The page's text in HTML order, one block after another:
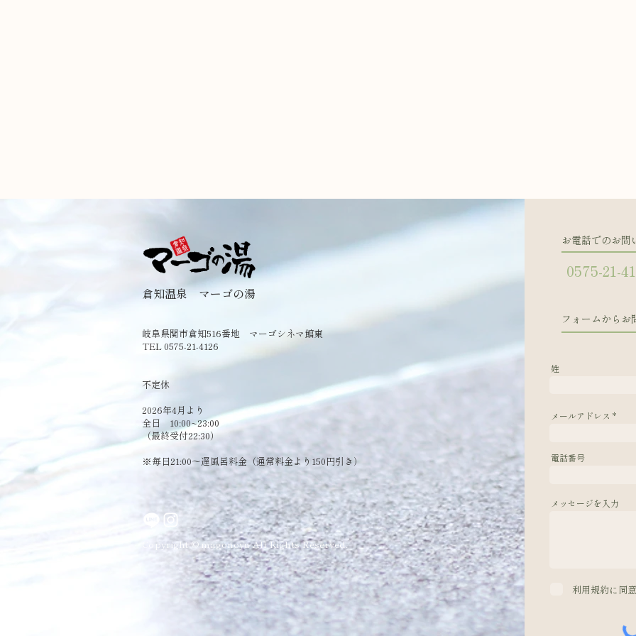
倉知温泉 マーゴの湯
岐阜県関市倉知516番地 マーゴシネマ館東
TEL 0575-21-4126
​不定休
2026年4月より
全日 10:00~23:00
（最終受付22:30）
​※毎日21:00～遅風呂料金（通常料金より150円引き）
Copyright © magonoyu All Rights Reserved.
お電話でのお問
0575-21-
フォームからお
姓
メールアドレス
電話番号
メッセージを入力
利用規約に同